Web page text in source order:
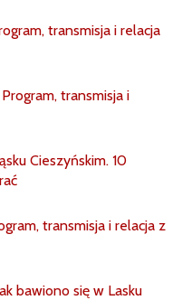
transmisja i relacja
transmisja i
Cieszyńskim. 10
transmisja i relacja z
bawiono się w Lasku